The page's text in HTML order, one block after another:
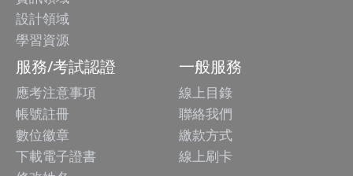
設計領域
學習資源
服務/考試認證
應考注意事項
帳號註冊
數位徽章
下載電子證書
一般服務
線上目錄
聯絡我們
繳款方式
線上刷卡